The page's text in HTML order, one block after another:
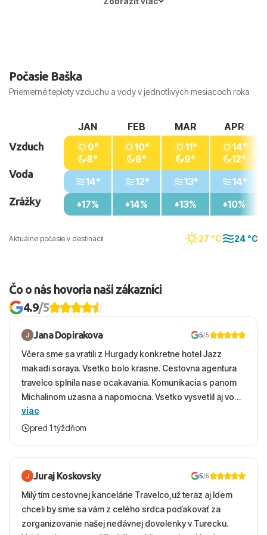
Počasie Baška
Priemerné teploty vzduchu a vody v jednotlivých mesiacoch roka
Aktuálne počasie v destinacii 27 °C 24 °C
Vzduch
Voda
Zrážky
JAN
9°
8°
14°
17%
FEB
10°
8°
12°
14%
MAR
11°
9°
13°
13%
APR
14°
12°
14°
10%
Čo o nás hovoria naši zákazníci
4.9/5
Jana Dopirakova 5/5
Včera sme sa vratili z Hurgady konkretne hotel Jazz
makadi soraya. Vsetko bolo krasne. Cestovna agentura
travelco splnila nase ocakavania. Komunikacia s panom
Michalinom uzasna a napomocna. Vsetko vysvetlil aj vo
vecernych hodinach zaco sa ospravedlnujem. Hotel
krasny, cisty. Sluzby top. Strava, prostredie, more,
viac
pred 1 týždňom
Juraj Koskovsky 5/5
Milý tím cestovnej kancelárie Travelco,už teraz aj Idem
chceli by sme sa vám z celého srdca poďakovať za
zorganizovanie našej nedávnej dovolenky v Turecku.